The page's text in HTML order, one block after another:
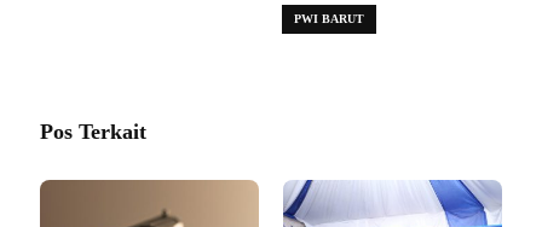
PWI BARUT
Pos Terkait